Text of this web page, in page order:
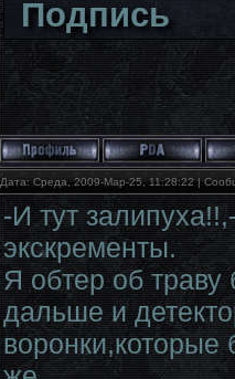
Подпись
Дата: Среда, 2009-Мар-25, 11:28:22 |
-И тут
экскременты.
Я обтер об
дальше и
воронки,которые